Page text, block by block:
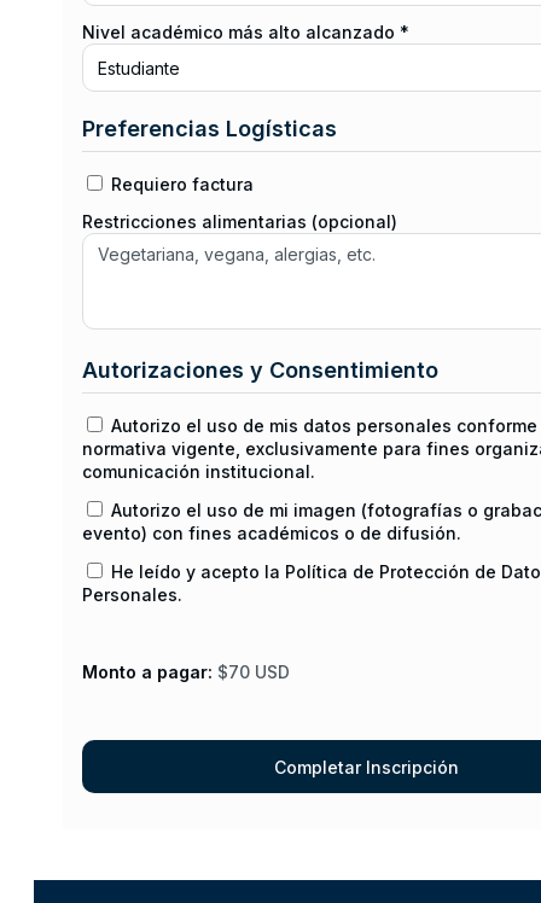
Nivel académico más alto alcanzado *
Preferencias Logísticas
Requiero factura
Restricciones alimentarias (opcional)
Autorizaciones y Consentimiento
Autorizo el uso de mis datos personales
normativa vigente, exclusivamente para fines
comunicación institucional.
Autorizo el uso de mi imagen (fotografías o
evento) con fines académicos o de difusión.
He leído y acepto la Política de Protección de
Personales.
Monto a pagar: $70 USD